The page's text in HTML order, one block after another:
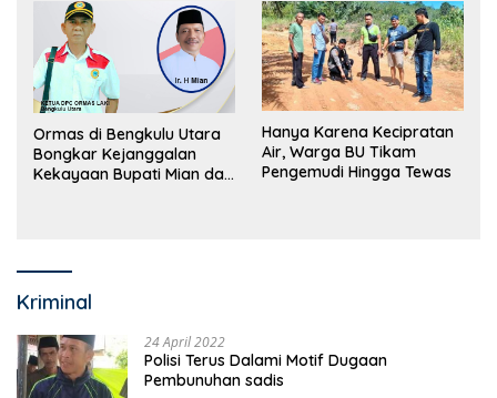
Ormas di Bengkulu Utara
Bongkar Kejanggalan
Kekayaan Bupati Mian dan
Hanya Karena Kecipratan
Air, Warga BU Tikam
Pengemudi Hingga Tewas
Kriminal
24 April 2022
Polisi Terus Dalami Motif Dugaan
Pembunuhan sadis